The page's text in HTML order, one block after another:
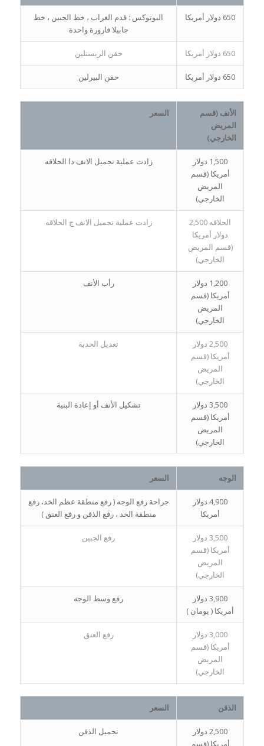
650 دولار أمريكا
البوتوكس : قدم الغراب ، خط الجبين ، خط
جابيلا قارورة واحدة
650 دولار أمريكا حقن الريستلين
650 دولار أمريكا حقن البيرلين
الأنف (قسم
المريض
الخارجي)
السعر
1,500 دولار
أمريكا (قسم
المريض
الخارجي)
زادت عملية تجميل الانف دا الحلاقه
الحلاقه 2,500
دولار أمريكا
(قسم المريض
الخارجي)
زادت عملية تجميل الانف ج الحلاقه
1,200 دولار
أمريكا (قسم
المريض
الخارجي)
رأب الأنف
2,500 دولار
أمريكا (قسم
المريض
الخارجي)
تعديل الحدبة
3,500 دولار
أمريكا (قسم
المريض
الخارجي)
تشكيل الأنف أو إعادة البنية
الوجه السعر
4,900 دولار
أمريكا
جراحة رفع الوجه ( رفع منطقة عظم الخد، رفع
منطقة الخد ، رفع الذقن و رفع العنق )
3,500 دولار
أمريكا (قسم
المريض
الخارجي)
رفع الجبين
3,900 دولار
أمريكا ( يومان )
رفع وسط الوجه
3,000 دولار
أمريكا (قسم
المريض
الخارجي)
رفع العنق
الذقن السعر
2,500 دولار
أمريكا (قسم
تجميل الذقن